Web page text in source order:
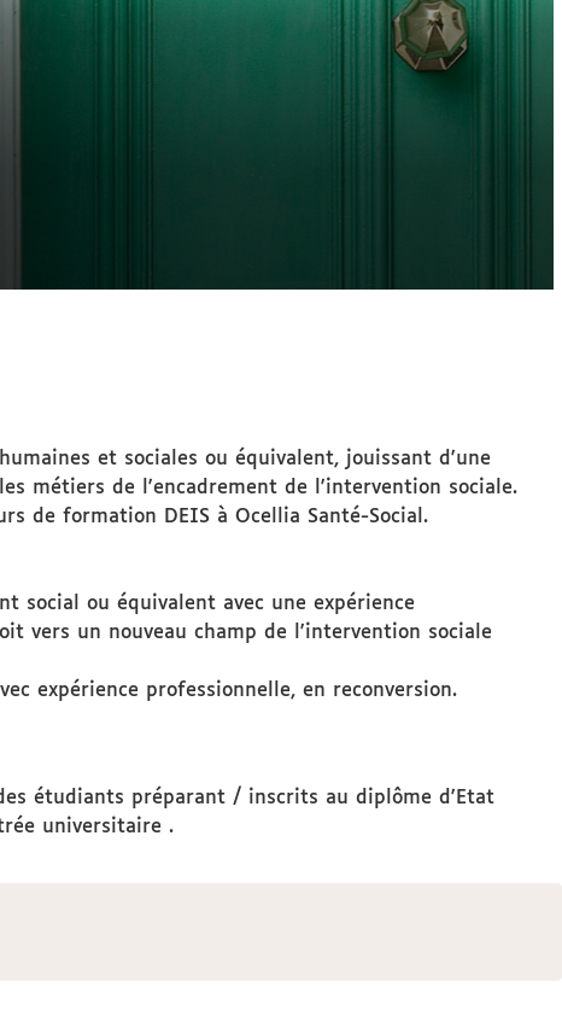
et sociales ou équivalent, jouissant d'une
métiers de l'encadrement de l'intervention sociale.
de formation DEIS à Ocellia Santé-Social.
social ou équivalent avec une expérience
vers un nouveau champ de l'intervention sociale
expérience professionnelle, en reconversion.
étudiants préparant / inscrits au diplôme d'Etat
universitaire .